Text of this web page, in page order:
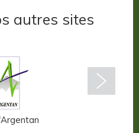
autres sites